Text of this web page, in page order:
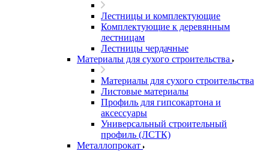
Лестницы и комплектующие
Комплектующие к деревянным
лестницам
Лестницы чердачные
Материалы для сухого строительства
Материалы для сухого строительства
Листовые материалы
Профиль для гипсокартона и
аксессуары
Универсальный строительный
профиль (ЛСТК)
Металлопрокат